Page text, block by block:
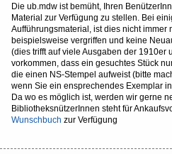
Die ub.mdw ist bemüht, Ihren
Material zur Verfügung zu stellen. Bei
Aufführungsmaterial, ist dies nicht immer
beispielsweise vergriffen und keine
(dies trifft auf viele Ausgaben der 1910er
vorkommen, dass ein gesuchtes Stück
die einen NS-Stempel aufweist (bitte
wenn Sie ein ensprechendes Exemplar
Da wo es möglich ist, werden wir gerne
BibliotheksnützerInnen steht für
Wunschbuch zur Verfügung